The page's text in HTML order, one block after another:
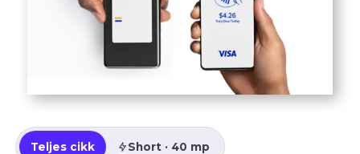
Teljes cikk Short · 40 mp